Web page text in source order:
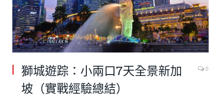
獅城遊踪：小兩口7天全景新加
坡（實戰經驗總結）
0